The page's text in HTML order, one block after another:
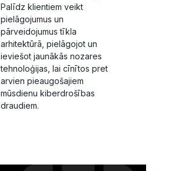
Palīdz klientiem veikt
pielāgojumus un
pārveidojumus tīkla
arhitektūrā, pielāgojot un
ieviešot jaunākās nozares
tehnoloģijas, lai cīnītos pret
arvien pieaugošajiem
mūsdienu kiberdrošības
draudiem.